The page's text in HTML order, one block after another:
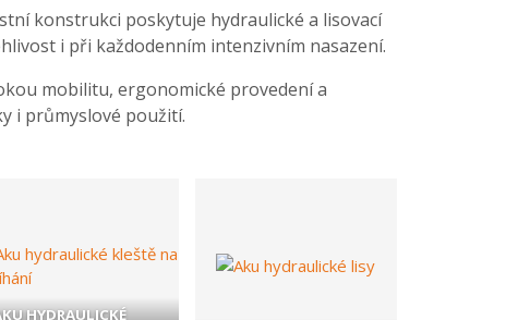
konstrukci poskytuje hydraulické a lisovací
i při každodenním intenzivním nasazení.
mobilitu, ergonomické provedení a
i průmyslové použití.
HYDRAULICKÉ